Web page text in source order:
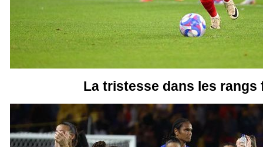
La tristesse dans les rangs